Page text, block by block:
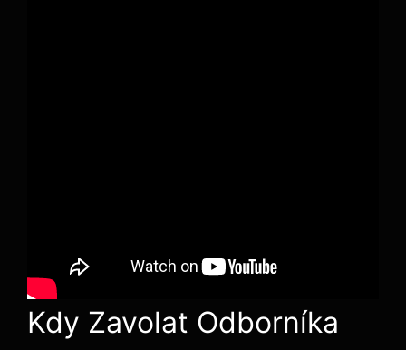
Kdy Zavolat Odborníka